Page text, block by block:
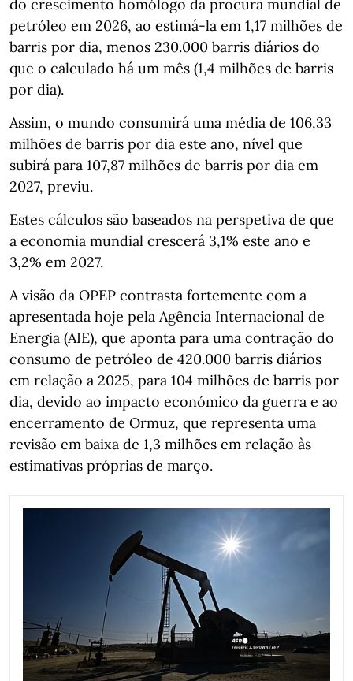
do crescimento homólogo da procura mundial de
petróleo em 2026, ao estimá-la em 1,17 milhões de
barris por dia, menos 230.000 barris diários do
que o calculado há um mês (1,4 milhões de barris
por dia).
Assim, o mundo consumirá uma média de 106,33
milhões de barris por dia este ano, nível que
subirá para 107,87 milhões de barris por dia em
2027, previu.
Estes cálculos são baseados na perspetiva de que
a economia mundial crescerá 3,1% este ano e
3,2% em 2027.
A visão da OPEP contrasta fortemente com a
apresentada hoje pela Agência Internacional de
Energia (AIE), que aponta para uma contração do
consumo de petróleo de 420.000 barris diários
em relação a 2025, para 104 milhões de barris por
dia, devido ao impacto económico da guerra e ao
encerramento de Ormuz, que representa uma
revisão em baixa de 1,3 milhões em relação às
estimativas próprias de março.